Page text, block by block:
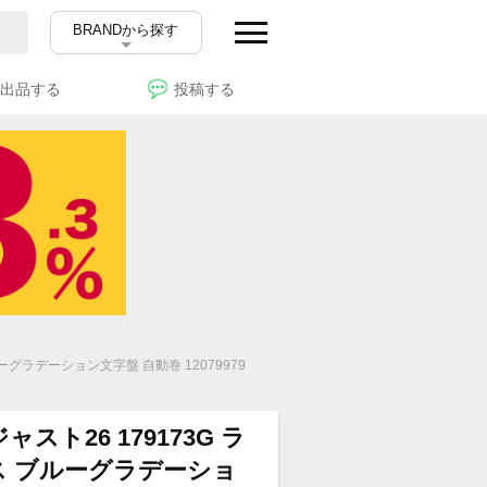
BRANDから探す
出品する 投稿する
グラデーション文字盤 自動巻 12079979
スト26 179173G ラ
ブルーグラデーショ